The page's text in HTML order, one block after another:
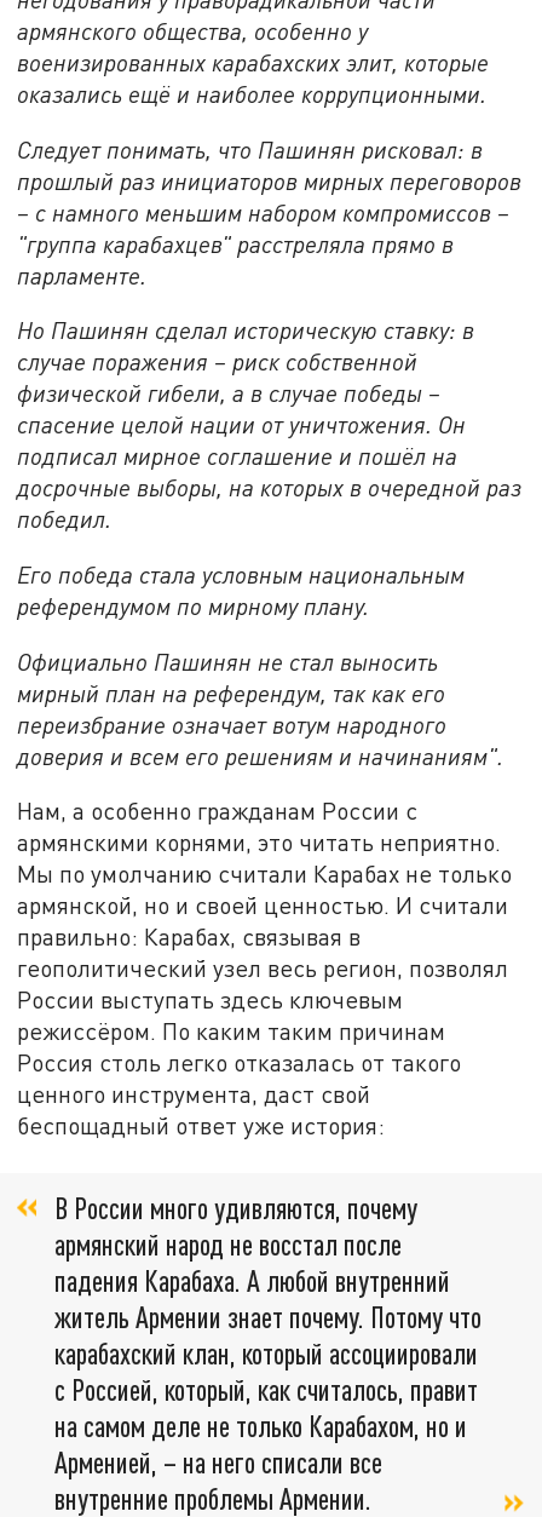
армянского общества, особенно у
военизированных карабахских элит, которые
оказались ещё и наиболее коррупционными.
Следует понимать, что Пашинян рисковал: в
прошлый раз инициаторов мирных переговоров
– с намного меньшим набором компромиссов –
"группа карабахцев" расстреляла прямо в
парламенте.
Но Пашинян сделал историческую ставку: в
случае поражения – риск собственной
физической гибели, а в случае победы –
спасение целой нации от уничтожения. Он
подписал мирное соглашение и пошёл на
досрочные выборы, на которых в очередной раз
победил.
Его победа стала условным национальным
референдумом по мирному плану.
Официально Пашинян не стал выносить
мирный план на референдум, так как его
переизбрание означает вотум народного
доверия и всем его решениям и начинаниям".
Нам, а особенно гражданам России с
армянскими корнями, это читать неприятно.
Мы по умолчанию считали Карабах не только
армянской, но и своей ценностью. И считали
правильно: Карабах, связывая в
геополитический узел весь регион, позволял
России выступать здесь ключевым
режиссёром. По каким таким причинам
Россия столь легко отказалась от такого
ценного инструмента, даст свой
беспощадный ответ уже история:
В России много удивляются, почему
армянский народ не восстал после
падения Карабаха. А любой внутренний
житель Армении знает почему. Потому что
карабахский клан, который ассоциировали
с Россией, который, как считалось, правит
на самом деле не только Карабахом, но и
Арменией, – на него списали все
внутренние проблемы Армении.